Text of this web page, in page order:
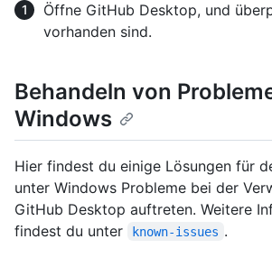
Öffne GitHub Desktop, und
vorhanden sind.
Behandeln von
Windows
Hier findest du einige Lösungen für
unter Windows Probleme bei der
GitHub Desktop auftreten. Weitere
findest du unter
known-issues .